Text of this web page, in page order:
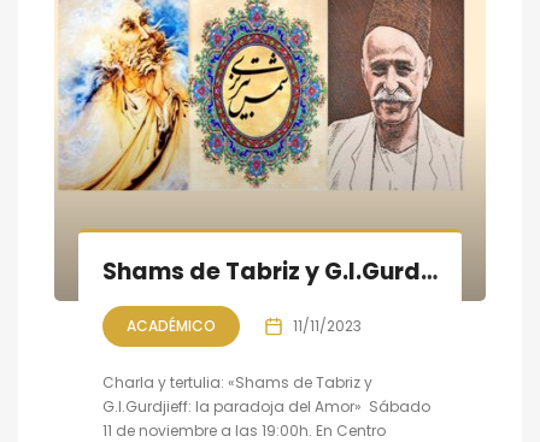
Shams de Tabriz y G.I.Gurdjieff: la paradoja del Amor
ACADÉMICO 11/11/2023
Charla y tertulia: «Shams de Tabriz y
G.I.Gurdjieff: la paradoja del Amor» Sábado
11 de noviembre a las 19:00h. En Centro